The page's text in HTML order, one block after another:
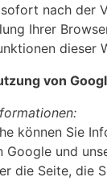
nach der
Ihrer
dieser
von
können Sie
und
die Seite, die